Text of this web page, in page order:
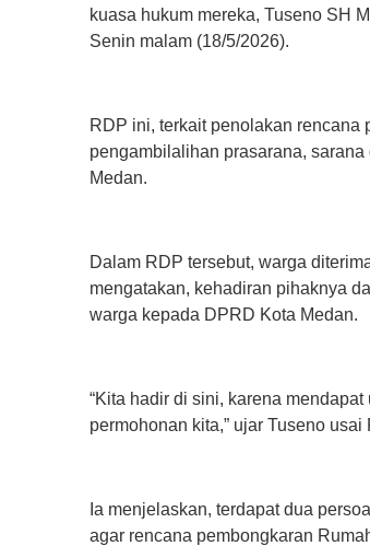
kuasa hukum mereka, Tuseno SH
Senin malam (18/5/2026).
‎RDP ini, terkait penolakan rencana
pengambilalihan prasarana,
Medan.
‎Dalam RDP tersebut, warga
mengatakan, kehadiran pihaknya
warga kepada DPRD Kota Medan.
‎“Kita hadir di sini, karena
permohonan kita,” ujar Tuseno usai
‎Ia menjelaskan, terdapat dua
agar rencana pembongkaran